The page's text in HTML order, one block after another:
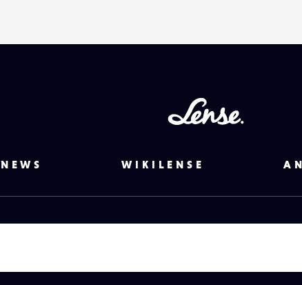
NEWS WIKILENSE